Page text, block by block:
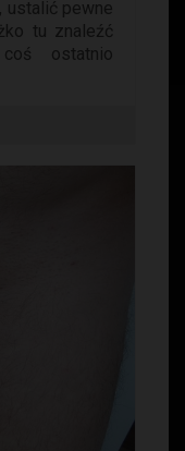
ustalić pewne
tu znaleźć
ostatnio